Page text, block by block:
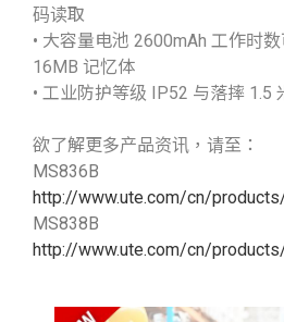
码读取
• 大容量电池 2600mAh 工作时
16MB 记忆体
• 工业防护等级 IP52 与落摔 1.5
欲了解更多产品资讯，请至：
MS836B
http://www.ute.com/cn/
MS838B
http://www.ute.com/cn/